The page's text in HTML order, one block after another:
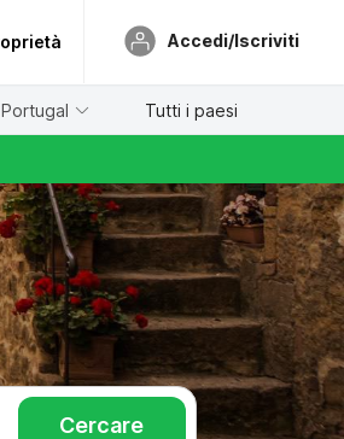
Accedi/Iscriviti
Portugal Tutti i paesi
Cercare